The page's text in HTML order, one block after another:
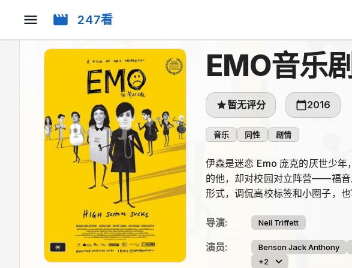
247看
EMO音乐剧
暂无评分 2016
音乐 同性 剧情
伊森是迷恋 Emo 庞克的厌世少
的他，却对校园对立阵营——福音
形式，调侃高校标签和小圈子，
导演: Neil Triffett
演员: Benson Jack Anthony
+2